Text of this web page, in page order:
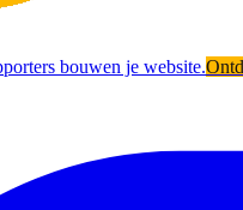
bouwen je website.